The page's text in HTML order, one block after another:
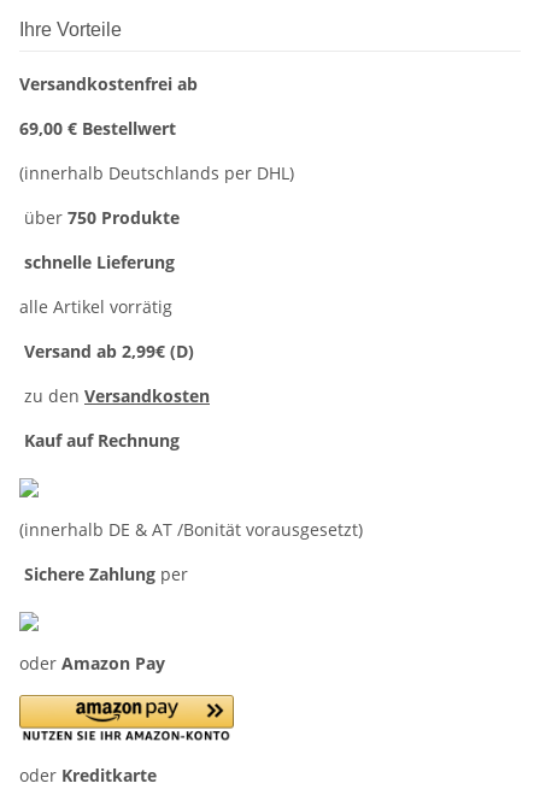
Ihre Vorteile
Versandkostenfrei ab
69,00 € Bestellwert
(innerhalb Deutschlands per DHL)
über 750 Produkte
schnelle Lieferung
alle Artikel vorrätig
Versand ab 2,99€ (D)
zu den Versandkosten
Kauf auf Rechnung
(innerhalb DE & AT /Bonität vorausgesetzt)
Sichere Zahlung per
oder Amazon Pay
oder Kreditkarte